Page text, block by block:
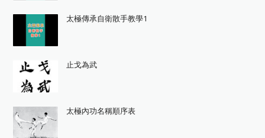
太極傳承自衛散手教學1
止戈為武
太極內功名稱順序表